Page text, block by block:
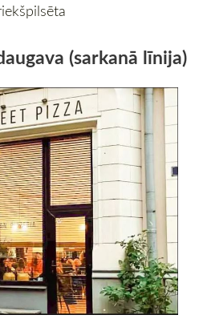
(sarkanā līnija)